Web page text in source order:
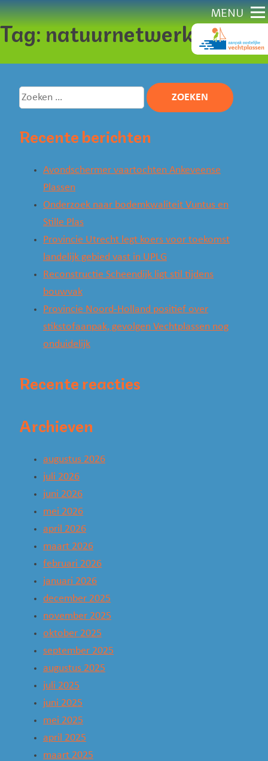
naar
content
MENU
Tag: natuurnetwerk
Zoeken
naar:
Recente berichten
Avondschermer vaartochten Ankeveense
Plassen
Onderzoek naar bodemkwaliteit Vuntus en
Stille Plas
Provincie Utrecht legt koers voor toekomst
landelijk gebied vast in UPLG
Reconstructie Scheendijk ligt stil tijdens
bouwvak
Provincie Noord-Holland positief over
stikstofaanpak, gevolgen Vechtplassen nog
onduidelijk
Recente reacties
Archieven
augustus 2026
juli 2026
juni 2026
mei 2026
april 2026
maart 2026
februari 2026
januari 2026
december 2025
november 2025
oktober 2025
september 2025
augustus 2025
juli 2025
juni 2025
mei 2025
april 2025
maart 2025